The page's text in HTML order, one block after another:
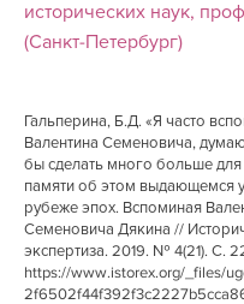
исторических наук,
(Санкт-Петербург)
Гальперина, Б.Д. «Я часто
Валентина Семеновича,
бы сделать много больше для
памяти об этом выдающемся
рубеже эпох. Вспоминая
Семеновича Дякина //
экспертиза. 2019. № 4(21). С.
https://www.istorex.org/_files/